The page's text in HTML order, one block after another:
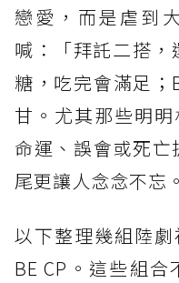
戀愛，而是虐到
喊：「拜託二搭，
糖，吃完會滿足；
甘。尤其那些明
命運、誤會或死亡
尾更讓人念念不忘。
以下整理幾組陸
BE CP。這些組